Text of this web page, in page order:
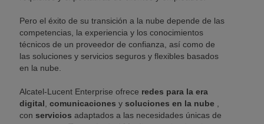
Pero el éxito de su transición a la nube depende de las
competencias, la experiencia y los conocimientos
técnicos de un proveedor de confianza, así como de
las soluciones y servicios seguros y flexibles basados
en la nube.
Alcatel-Lucent Enterprise ofrece redes para la era
digital comunicaciones y soluciones en la nube
con servicios adaptados a las necesidades únicas de